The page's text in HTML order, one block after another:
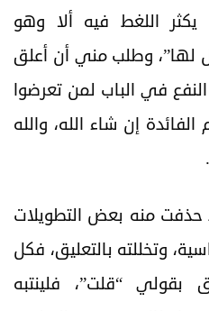
اللغط فيه ألا وهو
لها”، وطلب مني أن أعلق
في الباب لمن تعرضوا
إن شاء الله، والله
منه بعض التطويلات
وتخللته بالتعليق، فكل
“قلت”، فلينتبه